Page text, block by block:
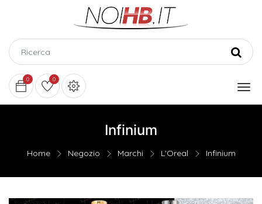
0 0
Infinium
Home Negozio Marchi L'Oreal Infinium